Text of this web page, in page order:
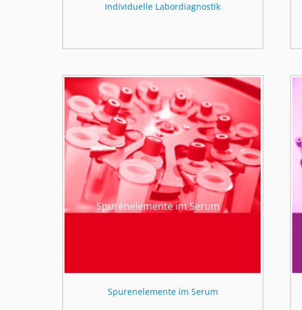
Individuelle Labordiagnostik
Spurenelemente im Serum
Spurenelemente im Serum